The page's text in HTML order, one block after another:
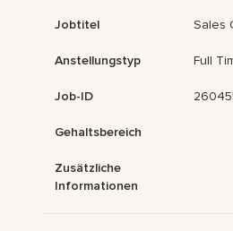
Jobtitel Sales
Anstellungstyp Full
Job-ID
Gehaltsbereich
Zusätzliche
Informationen